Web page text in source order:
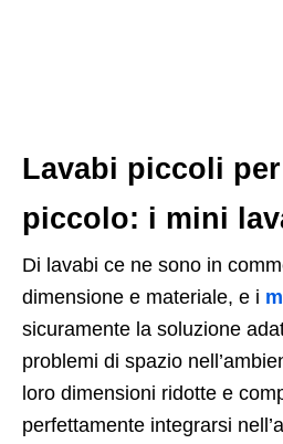
Lavabi piccoli
piccolo: i mini
Di lavabi ce ne sono in
dimensione e materiale, e i
sicuramente la soluzione
problemi di spazio
loro dimensioni ridotte e
perfettamente integrarsi